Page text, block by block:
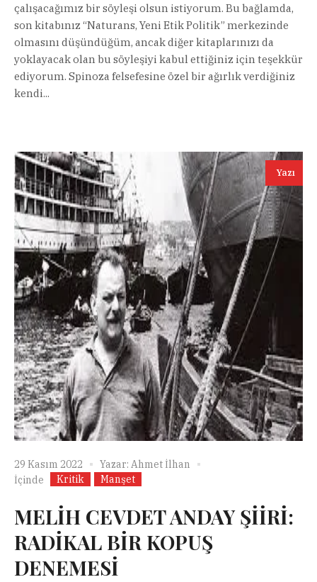
çalışacağımız bir söyleşi olsun istiyorum. Bu bağlamda,
son kitabınız “Naturans, Yeni Etik Politik” merkezinde
olmasını düşündüğüm, ancak diğer kitaplarınızı da
yoklayacak olan bu söyleşiyi kabul ettiğiniz için teşekkür
ediyorum. Spinoza felsefesine özel bir ağırlık verdiğiniz
kendi...
Yazı
29 Kasım 2022 Yazar: Ahmet İlhan
İçinde
Kritik Manşet
MELİH CEVDET ANDAY ŞİİRİ:
RADİKAL BİR KOPUŞ
DENEMESİ